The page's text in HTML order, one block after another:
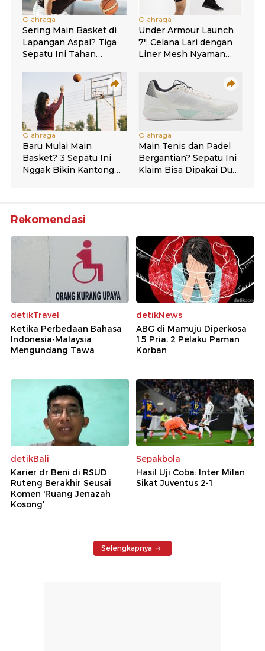
Rekomendasi
detikTravel
Ketika Perbedaan Bahasa
Indonesia-Malaysia
Mengundang Tawa
detikNews
ABG di Mamuju Diperkosa
15 Pria, 2 Pelaku Paman
Korban
detikBali
Karier dr Beni di RSUD
Ruteng Berakhir Seusai
Komen 'Ruang Jenazah
Kosong'
Sepakbola
Hasil Uji Coba: Inter Milan
Sikat Juventus 2-1
Selengkapnya